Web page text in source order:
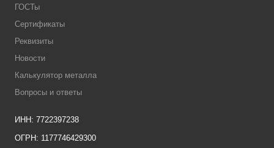
ГОСТы
Сертификаты
Реквизиты
Новости
Калькулятор металла
Вопросы и ответы
ИНН: 7722397238
ОГРН: 1177746429300